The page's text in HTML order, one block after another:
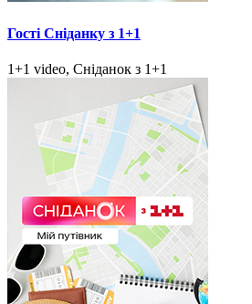
Гості Сніданку з 1+1
1+1 video, Сніданок з 1+1